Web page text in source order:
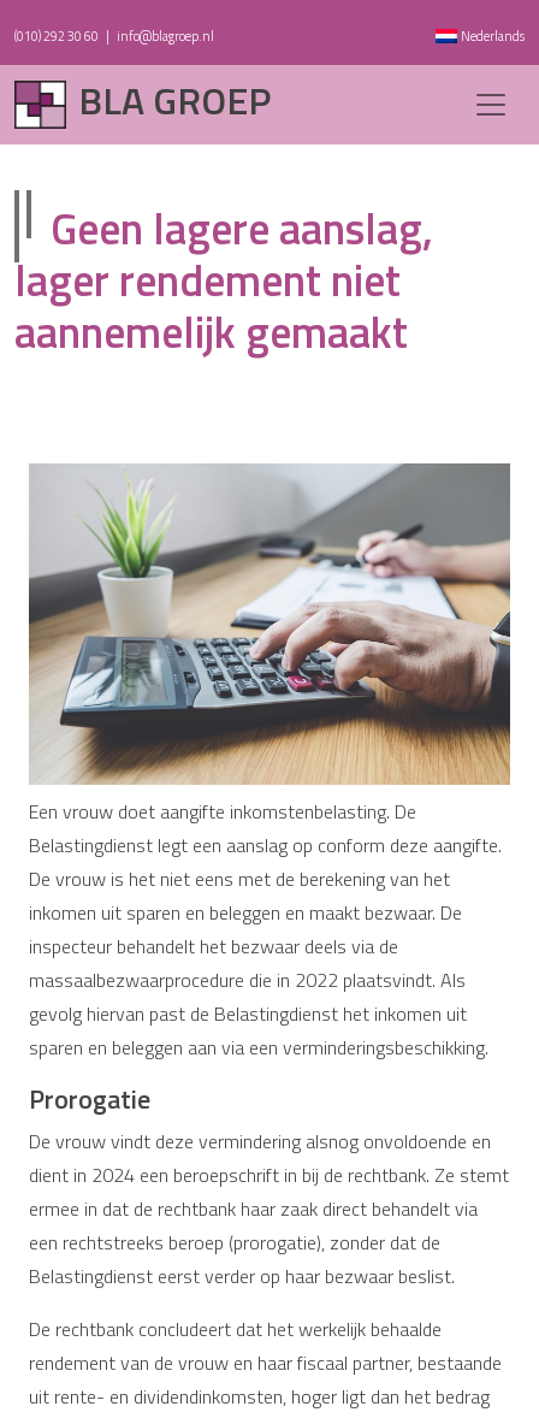
(010) 292 30 60 | info@blagroep.nl Nederlands
BLA GROEP
Geen lagere aanslag,
lager rendement niet
aannemelijk gemaakt
Een vrouw doet aangifte inkomstenbelasting. De
Belastingdienst legt een aanslag op conform deze aangifte.
De vrouw is het niet eens met de berekening van het
inkomen uit sparen en beleggen en maakt bezwaar. De
inspecteur behandelt het bezwaar deels via de
massaalbezwaarprocedure die in 2022 plaatsvindt. Als
gevolg hiervan past de Belastingdienst het inkomen uit
sparen en beleggen aan via een verminderingsbeschikking.
Prorogatie
De vrouw vindt deze vermindering alsnog onvoldoende en
dient in 2024 een beroepschrift in bij de rechtbank. Ze stemt
ermee in dat de rechtbank haar zaak direct behandelt via
een rechtstreeks beroep (prorogatie), zonder dat de
Belastingdienst eerst verder op haar bezwaar beslist.
De rechtbank concludeert dat het werkelijk behaalde
rendement van de vrouw en haar fiscaal partner, bestaande
uit rente- en dividendinkomsten, hoger ligt dan het bedrag